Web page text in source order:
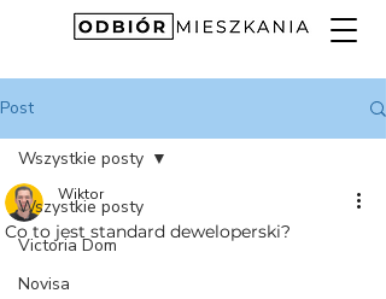
Post
Wszystkie posty
Victoria Dom
Novisa
Wszystkie posty
Co to jest standard deweloperski?
Wiktor